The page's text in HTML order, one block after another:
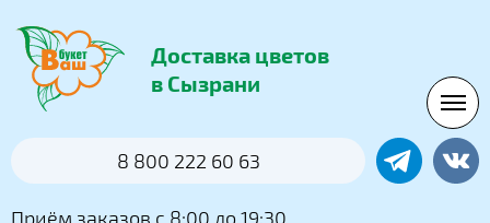
Доставка цветов
в Сызрани
8 800 222 60 63
Приём заказов с 8:00 до 19:30